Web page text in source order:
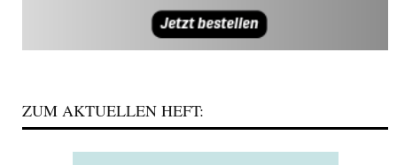
ZUM AKTUELLEN HEFT: